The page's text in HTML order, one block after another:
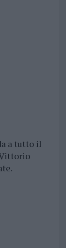
a tutto il